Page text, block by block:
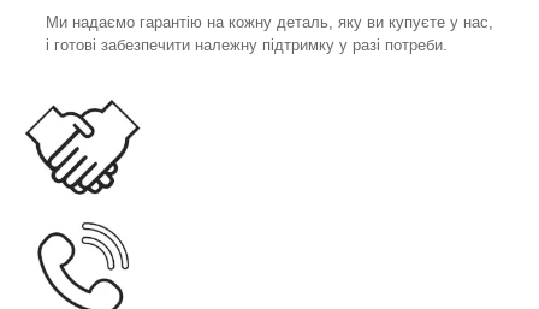
Ми надаємо гарантію на кожну деталь, яку ви купуєте у нас,
і готові забезпечити належну підтримку у разі потреби.